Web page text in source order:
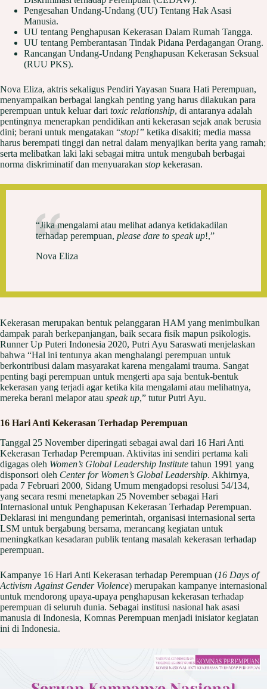
Pengesahan Undang-Undang (UU) Tentang Hak Asasi
Manusia.
UU tentang Penghapusan Kekerasan Dalam Rumah Tangga.
UU tentang Pemberantasan Tindak Pidana Perdagangan Orang.
Rancangan Undang-Undang Penghapusan Kekerasan Seksual
(RUU PKS).
Nova Eliza, aktris sekaligus Pendiri Yayasan Suara Hati Perempuan,
menyampaikan berbagai langkah penting yang harus dilakukan para
perempuan untuk keluar dari toxic relationship, di antaranya adalah
pentingnya menerapkan pendidikan anti kekerasan sejak anak berusia
dini; berani untuk mengatakan “stop!” ketika disakiti; media massa
harus berempati tinggi dan netral dalam menyajikan berita yang ramah;
serta melibatkan laki laki sebagai mitra untuk mengubah berbagai
norma diskriminatif dan menyuarakan stop kekerasan.
“Jika mengalami atau melihat adanya ketidakadilan
terhadap perempuan, please dare to speak up!,”
Nova Eliza
Kekerasan merupakan bentuk pelanggaran HAM yang menimbulkan
dampak parah berkepanjangan, baik secara fisik mapun psikologis.
Runner Up Puteri Indonesia 2020, Putri Ayu Saraswati menjelaskan
bahwa “Hal ini tentunya akan menghalangi perempuan untuk
berkontribusi dalam masyarakat karena mengalami trauma. Sangat
penting bagi perempuan untuk mengerti apa saja bentuk-bentuk
kekerasan yang terjadi agar ketika kita mengalami atau melihatnya,
mereka berani melapor atau speak up,” tutur Putri Ayu.
16 Hari Anti Kekerasan Terhadap Perempuan
Tanggal 25 November diperingati sebagai awal dari 16 Hari Anti
Kekerasan Terhadap Perempuan. Aktivitas ini sendiri pertama kali
digagas oleh Women’s Global Leadership Institute tahun 1991 yang
disponsori oleh Center for Women’s Global Leadership. Akhirnya,
pada 7 Februari 2000, Sidang Umum mengadopsi resolusi 54/134,
yang secara resmi menetapkan 25 November sebagai Hari
Internasional untuk Penghapusan Kekerasan Terhadap Perempuan.
Deklarasi ini mengundang pemerintah, organisasi internasional serta
LSM untuk bergabung bersama, merancang kegiatan untuk
meningkatkan kesadaran publik tentang masalah kekerasan terhadap
perempuan.
Kampanye 16 Hari Anti Kekerasan terhadap Perempuan (16 Days of
Activism Against Gender Violence) merupakan kampanye internasional
untuk mendorong upaya-upaya penghapusan kekerasan terhadap
perempuan di seluruh dunia. Sebagai institusi nasional hak asasi
manusia di Indonesia, Komnas Perempuan menjadi inisiator kegiatan
ini di Indonesia.